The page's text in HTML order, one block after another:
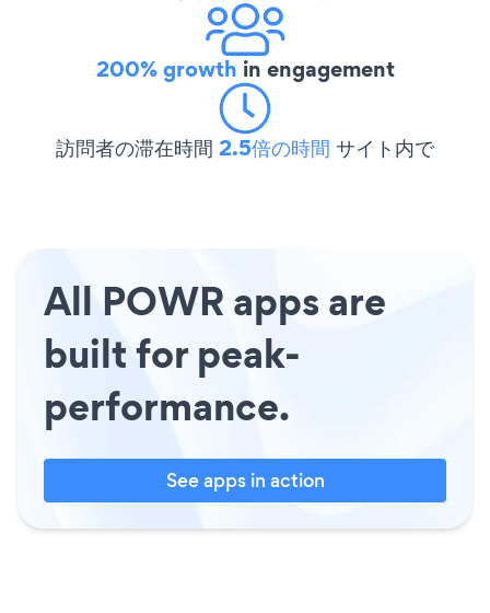
200% growth in engagement
訪問者の滞在時間 2.5倍の時間 サイト内で
All POWR apps are
built for peak-
performance.
See apps in action